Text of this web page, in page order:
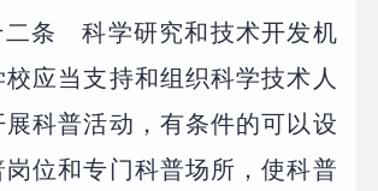
二条 科学研究和技术开发机
应当支持和组织科学技术人
展科普活动，有条件的可以设
位和专门科普场所，使科普